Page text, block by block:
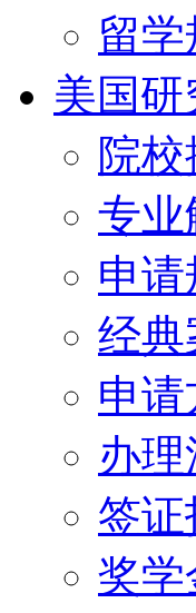
留学
美国研
院校
专业
申请
经典
申请
办理
签证
奖学